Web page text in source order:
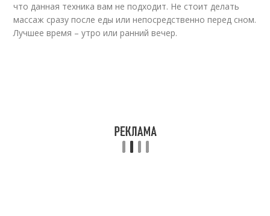
что данная техника вам не подходит. Не стоит делать
массаж сразу после еды или непосредственно перед сном.
Лучшее время – утро или ранний вечер.